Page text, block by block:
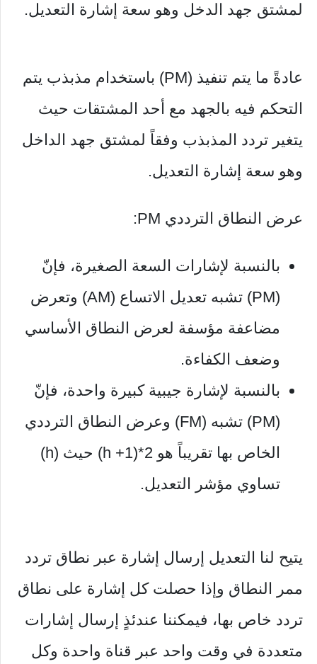
لمشتق جهد الدخل وهو سعة إشارة التعديل.
عادةً ما يتم تنفيذ (PM) باستخدام مذبذب يتم
التحكم فيه بالجهد مع أحد المشتقات حيث
يتغير تردد المذبذب وفقاً لمشتق جهد الداخل
وهو سعة إشارة التعديل.
عرض النطاق الترددي PM:
بالنسبة لإشارات السعة الصغيرة، فإنّ
(PM) تشبه تعديل الاتساع (AM) وتعرض
مضاعفة مؤسفة لعرض النطاق الأساسي
وضعف الكفاءة.
بالنسبة لإشارة جيبية كبيرة واحدة، فإنّ
(PM) تشبه (FM) وعرض النطاق الترددي
الخاص بها تقريباً هو 2*(h +1) حيث (h)
تساوي مؤشر التعديل.
يتيح لنا التعديل إرسال إشارة عبر نطاق تردد
ممر النطاق وإذا حصلت كل إشارة على نطاق
تردد خاص بها، فيمكننا عندئذٍ إرسال إشارات
متعددة في وقت واحد عبر قناة واحدة وكل